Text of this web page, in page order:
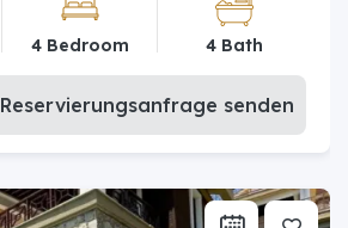
4 Bedroom 4 Bath
Reservierungsanfrage senden